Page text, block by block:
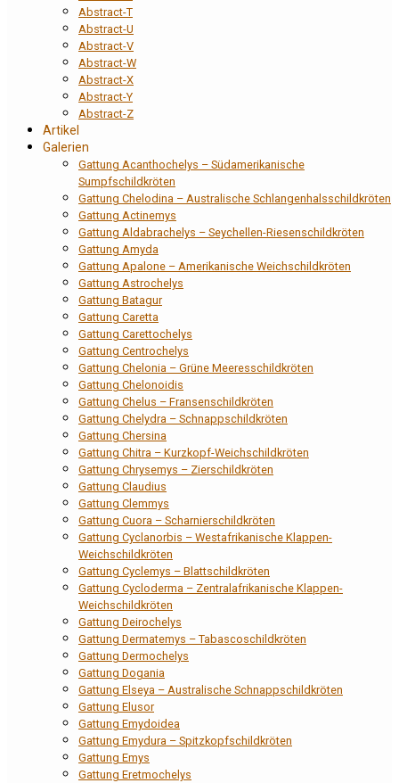
Abstract-T
Abstract-U
Abstract-V
Abstract-W
Abstract-X
Abstract-Y
Abstract-Z
Artikel
Galerien
Gattung Acanthochelys – Südamerikanische
Sumpfschildkröten
Gattung Chelodina – Australische Schlangenhalsschildkröten
Gattung Actinemys
Gattung Aldabrachelys – Seychellen-Riesenschildkröten
Gattung Amyda
Gattung Apalone – Amerikanische Weichschildkröten
Gattung Astrochelys
Gattung Batagur
Gattung Caretta
Gattung Carettochelys
Gattung Centrochelys
Gattung Chelonia – Grüne Meeresschildkröten
Gattung Chelonoidis
Gattung Chelus – Fransenschildkröten
Gattung Chelydra – Schnappschildkröten
Gattung Chersina
Gattung Chitra – Kurzkopf-Weichschildkröten
Gattung Chrysemys – Zierschildkröten
Gattung Claudius
Gattung Clemmys
Gattung Cuora – Scharnierschildkröten
Gattung Cyclanorbis – Westafrikanische Klappen-
Weichschildkröten
Gattung Cyclemys – Blattschildkröten
Gattung Cycloderma – Zentralafrikanische Klappen-
Weichschildkröten
Gattung Deirochelys
Gattung Dermatemys – Tabascoschildkröten
Gattung Dermochelys
Gattung Dogania
Gattung Elseya – Australische Schnappschildkröten
Gattung Elusor
Gattung Emydoidea
Gattung Emydura – Spitzkopfschildkröten
Gattung Emys
Gattung Eretmochelys